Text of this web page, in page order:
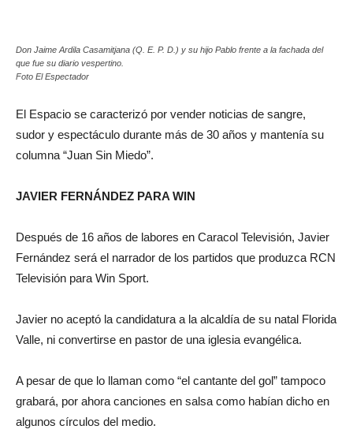
Don Jaime Ardila Casamitjana (Q. E. P. D.) y su hijo Pablo frente a la fachada del
que fue su diario vespertino.
Foto El Espectador
El Espacio se caracterizó por vender noticias de sangre,
sudor y espectáculo durante más de 30 años y mantenía su
columna “Juan Sin Miedo”.
JAVIER FERNÁNDEZ PARA WIN
Después de 16 años de labores en Caracol Televisión, Javier
Fernández será el narrador de los partidos que produzca RCN
Televisión para Win Sport.
Javier no aceptó la candidatura a la alcaldía de su natal Florida
Valle, ni convertirse en pastor de una iglesia evangélica.
A pesar de que lo llaman como “el cantante del gol” tampoco
grabará, por ahora canciones en salsa como habían dicho en
algunos círculos del medio.